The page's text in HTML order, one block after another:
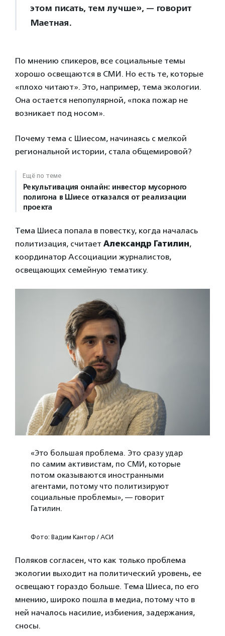
этом писать, тем лучше», — говорит
Маетная.
По мнению спикеров, все социальные темы
хорошо освещаются в СМИ. Но есть те, которые
«плохо читают». Это, например, тема экологии.
Она остается непопулярной, «пока пожар не
возникает под носом».
Почему тема с Шиесом, начинаясь с мелкой
региональной истории, стала общемировой?
Ещё по теме
Рекультивация онлайн: инвестор мусорного
полигона в Шиесе отказался от реализации
проекта
Тема Шиеса попала в повестку, когда началась
политизация, считает Александр Гатилин,
координатор Ассоциации журналистов,
освещающих семейную тематику.
«Это большая проблема. Это сразу удар
по самим активистам, по СМИ, которые
потом оказываются иностранными
агентами, потому что политизируют
социальные проблемы», — говорит
Гатилин.
Фото: Вадим Кантор / АСИ
Поляков согласен, что как только проблема
экологии выходит на политический уровень, ее
освещают гораздо больше. Тема Шиеса, по его
мнению, широко пошла в медиа, потому что в
ней началось насилие, избиения, задержания,
сносы.